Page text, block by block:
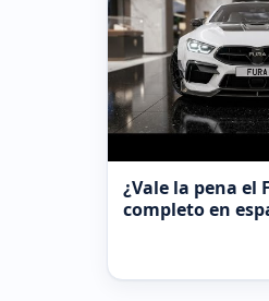
¿Vale la pena el
completo en